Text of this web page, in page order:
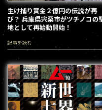
生け捕り賞金２億円の伝説が再
び？ 兵庫県宍粟市がツチノコの
地として再始動開始！
記事を読む